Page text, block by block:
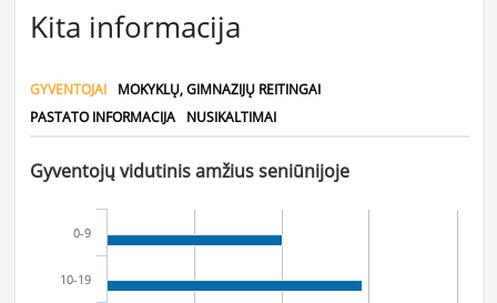
Kita informacija
GYVENTOJAI
MOKYKLŲ, GIMNAZIJŲ REITINGAI
PASTATO INFORMACIJA
NUSIKALTIMAI
Gyventojų vidutinis amžius seniūnijoje
0-9
10-19